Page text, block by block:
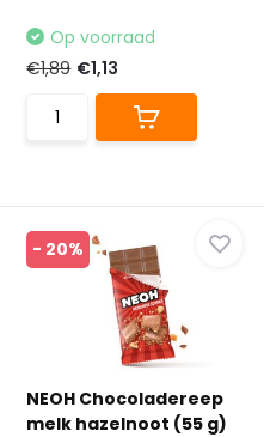
Op voorraad
€1,89 €1,13
- 20%
NEOH Chocoladereep
melk hazelnoot (55 g)